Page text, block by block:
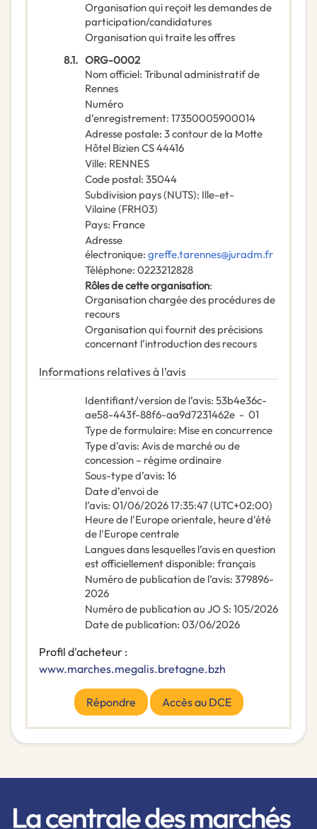
Organisation qui reçoit les demandes de
participation/candidatures
Organisation qui traite les offres
8.1. ORG-0002
Nom officiel: Tribunal administratif de
Rennes
Numéro
d’enregistrement: 17350005900014
Adresse postale: 3 contour de la Motte
Hôtel Bizien CS 44416
Ville: RENNES
Code postal: 35044
Subdivision pays (NUTS): Ille-et-
Vilaine(FRH03)
Pays: France
Adresse
électronique: greffe.tarennes@juradm.fr
Téléphone: 0223212828
Rôles de cette organisation:
Organisation chargée des procédures de
recours
Organisation qui fournit des précisions
concernant l’introduction des recours
Informations relatives à l’avis
Identifiant/version de l’avis: 53b4e36c-
ae58-443f-88f6-aa9d7231462e - 01
Type de formulaire: Mise en concurrence
Type d’avis: Avis de marché ou de
concession – régime ordinaire
Sous-type d’avis: 16
Date d’envoi de
l’avis: 01/06/202617:35:47 (UTC+02:00)
Heure de l'Europe orientale, heure d'été
de l'Europe centrale
Langues dans lesquelles l’avis en question
est officiellement disponible: français
Numéro de publication de l’avis: 379896-
2026
Numéro de publication au JO S: 105/2026
Date de publication: 03/06/2026
Profil d'acheteur :
www.marches.megalis.bretagne.bzh
Répondre Accès au DCE